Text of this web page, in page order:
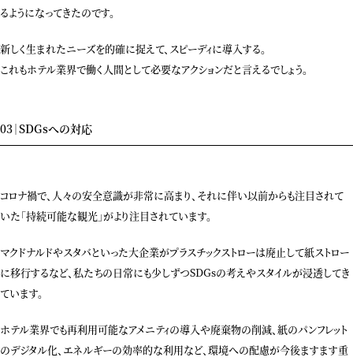
るようになってきたのです。
新しく生まれたニーズを的確に捉えて、スピーディに導入する。
これもホテル業界で働く人間として必要なアクションだと言えるでしょう。
03｜SDGsへの対応
コロナ禍で、人々の安全意識が非常に高まり、それに伴い以前からも注目されて
いた「持続可能な観光」がより注目されています。
マクドナルドやスタバといった大企業がプラスチックストローは廃止して紙ストロー
に移行するなど、私たちの日常にも少しずつSDGsの考えやスタイルが浸透してき
ています。
ホテル業界でも再利用可能なアメニティの導入や廃棄物の削減、紙のパンフレット
のデジタル化、エネルギーの効率的な利用など、環境への配慮が今後ますます重